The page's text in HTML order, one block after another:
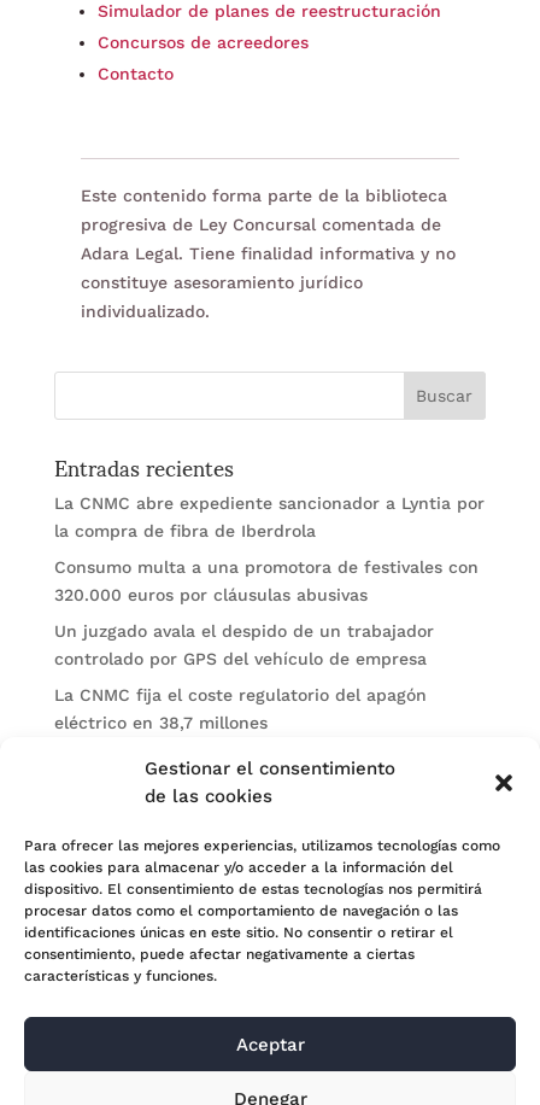
Gestionar el consentimiento
de las cookies
Para ofrecer las mejores experiencias, utilizamos tecnologías como
las cookies para almacenar y/o acceder a la información del
dispositivo. El consentimiento de estas tecnologías nos permitirá
procesar datos como el comportamiento de navegación o las
identificaciones únicas en este sitio. No consentir o retirar el
consentimiento, puede afectar negativamente a ciertas
características y funciones.
Aceptar
Denegar
Simulador de planes de reestructuración
Concursos de acreedores
Contacto
Este contenido forma parte de la biblioteca
progresiva de Ley Concursal comentada de
Adara Legal. Tiene finalidad informativa y no
constituye asesoramiento jurídico
individualizado.
Entradas recientes
La CNMC abre expediente sancionador a Lyntia por
la compra de fibra de Iberdrola
Consumo multa a una promotora de festivales con
320.000 euros por cláusulas abusivas
Un juzgado avala el despido de un trabajador
controlado por GPS del vehículo de empresa
La CNMC fija el coste regulatorio del apagón
eléctrico en 38,7 millones
El BOE publica sanciones de la CNMV a Soltec y
Categorías
Actualidad
Noticias Jurídicas
Subastas
Aviso Legal